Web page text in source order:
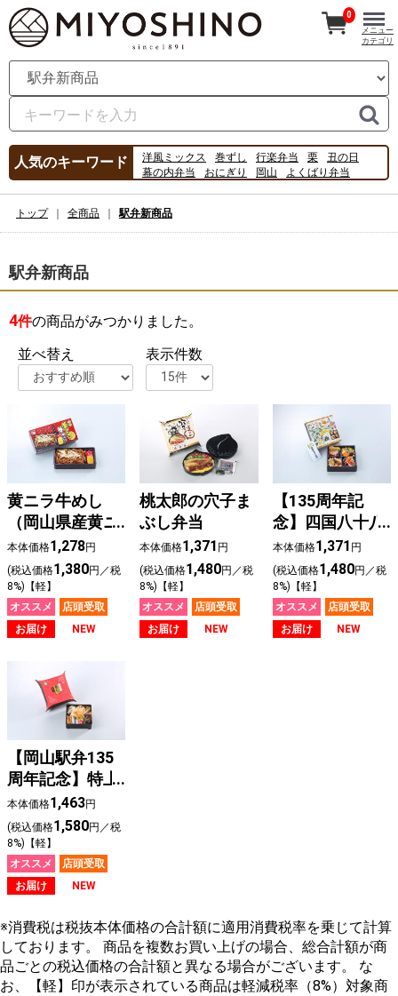
人気のキーワード 洋風ミックス 巻ずし 行楽弁当 栗
丑の日
幕の内弁当
おにぎり 岡山
よくばり弁当
シンカリオン
0
メニュー
カテゴリ
トップ 全商品 駅弁新商品
駅弁新商品
4件の商品がみつかりました。
並べ替え
表示件数
黄ニラ牛めし
（岡山県産黄ニ
ラ使用）
本体価格1,278円
(税込価格1,380円／税
8%)【軽】
オススメ
店頭受取
お届け
NEW
桃太郎の穴子ま
ぶし弁当
本体価格1,371 円
(税込価格1,480円／税
8%)【軽】
オススメ
店頭受取
お届け
NEW
【135周年記
念】四国八十八
か所めぐり弁当
本体価格1,371 円
(税込価格1,480円／税
8%)【軽】
オススメ
店頭受取
お届け
NEW
【岡山駅弁135
周年記念】特上
祭ずし
本体価格1,463円
(税込価格1,580円／税
8%)【軽】
オススメ
店頭受取
お届け
NEW
※消費税は税抜本体価格の合計額に適用消費税率を乗じて計算
しております。 商品を複数お買い上げの場合、総合計額が商
品ごとの税込価格の合計額と異なる場合がございます。 な
お、【軽】印が表示されている商品は軽減税率（8%）対象商